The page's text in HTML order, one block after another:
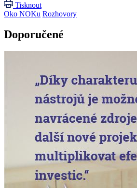
Tisknout
Oko NOKu Rozhovory
Doporučené